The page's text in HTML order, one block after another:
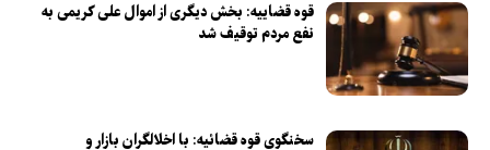
قوه قضاییه: بخش دیگری از اموال علی کریمی به
نفع مردم توقیف شد
سخنگوی قوه قضائیه: با اخلالگران بازار و